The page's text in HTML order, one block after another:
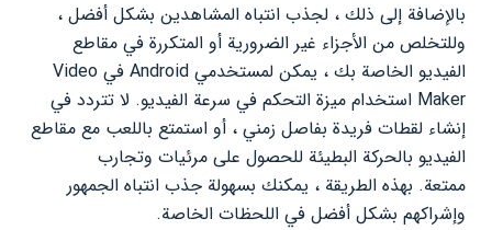
بالإضافة إلى ذلك ، لجذب انتباه المشاهدين بشكل أفضل ،
وللتخلص من الأجزاء غير الضرورية أو المتكررة في مقاطع
الفيديو الخاصة بك ، يمكن لمستخدمي Android في Video
Maker استخدام ميزة التحكم في سرعة الفيديو. لا تتردد في
إنشاء لقطات فريدة بفاصل زمني ، أو استمتع باللعب مع مقاطع
الفيديو بالحركة البطيئة للحصول على مرئيات وتجارب
ممتعة. بهذه الطريقة ، يمكنك بسهولة جذب انتباه الجمهور
وإشراكهم بشكل أفضل في اللحظات الخاصة.